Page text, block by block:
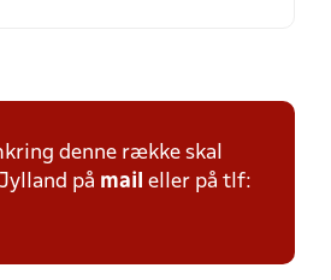
denne række skal
på mail eller på tlf: